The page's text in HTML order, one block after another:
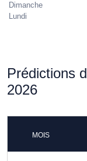
Dimanche
Lundi
Prédictions
2026
MOIS